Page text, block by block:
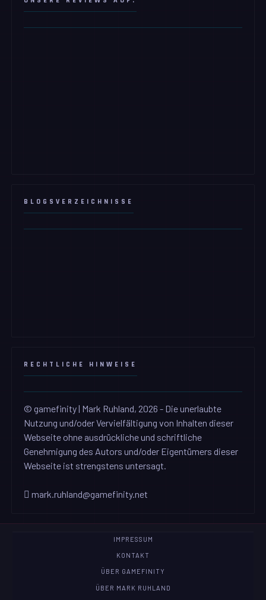
BLOGSVERZEICHNISSE
RECHTLICHE HINWEISE
© gamefinity | Mark Ruhland, 2026 - Die unerlaubte
Nutzung und/oder Vervielfältigung von Inhalten dieser
Webseite ohne ausdrückliche und schriftliche
Genehmigung des Autors und/oder Eigentümers dieser
Webseite ist strengstens untersagt.
mark.ruhland@gamefinity.net
IMPRESSUM
KONTAKT
ÜBER GAMEFINITY
ÜBER MARK RUHLAND